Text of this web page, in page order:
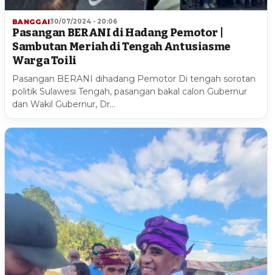
BANGGAI30/07/2024 - 20:06
Pasangan BERANI di Hadang Pemotor |
Sambutan Meriah di Tengah Antusiasme
Warga Toili
Pasangan BERANI dihadang Pemotor Di tengah sorotan
politik Sulawesi Tengah, pasangan bakal calon Gubernur
dan Wakil Gubernur, Dr…